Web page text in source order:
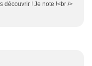
découvrir ! Je note !<br />